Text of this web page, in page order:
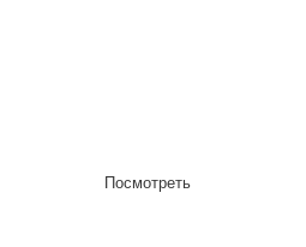
Посмотреть